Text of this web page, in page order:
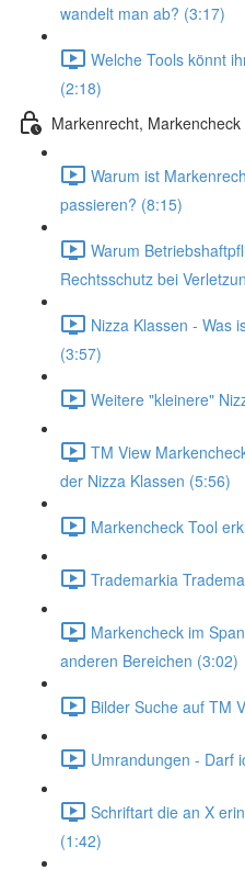
wandelt man ab? (3:17)
Welche Tools könnt
(2:18)
Markenrecht,
Warum ist
passieren? (8:15)
Warum
Rechtsschutz bei
Nizza Klassen - Was
(3:57)
Weitere "kleinere"
TM View
der Nizza Klassen (5:56)
Markencheck Tool
Trademarkia
Markencheck im
anderen Bereichen (3:02)
Bilder Suche auf TM
Umrandungen - Darf
Schriftart die an X
(1:42)